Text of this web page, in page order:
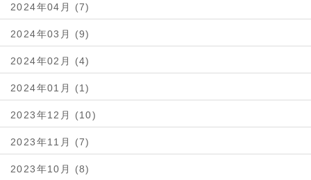
2024年04月 (7)
2024年03月 (9)
2024年02月 (4)
2024年01月 (1)
2023年12月 (10)
2023年11月 (7)
2023年10月 (8)